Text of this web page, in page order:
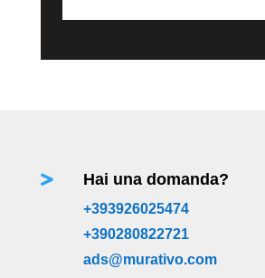
 Hai una domanda?
+393926025474
+390280822721
ads@murativo.com